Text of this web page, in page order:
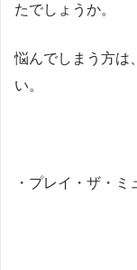
たでしょうか。
悩んでしまう方は
い。
・プレイ・ザ・